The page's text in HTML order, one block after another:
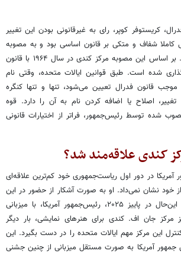
کریستوفر کوپر، رای به غیرقانونی بودن این تغییر
کاملا شفاف و متکی بر قانون اساسی بود و به مصوبه
صریح کنگره اشاره داشت. بر اساس این مصوبه مرکز کندی در سال ۱۹۶۴ با قانون
شده است. طبق قوانین ایالات متحده، وقتی نام
موجب قانون فدرال تعیین می‌شود، تنها و تنها کنگره
تغییر، اصلاح یا اضافه کردن نام به آن را دارد. قوه
شده توسط رئیس‌جمهور، فراتر از اختیارات قانونی
کندی علاقه‌مند شد؟
آمریکا در دور اول ریاست‌جمهوری خود کم‌ترین علاقه‌ای
خود نشان نمی‌داد. او به صورت آشکار از حضور در این
مرکز خودداری می‌کرد. با این‌حال در پاییز ۲۰۲۵، رئیس‌جمهور آمریکا، با میزبانی
مرکز جان اف. کندی برای هنرهای نمایشی، بار دیگر
این مرکز مهم ایالات متحده را در دست بگیرد. این
جمهور آمریکا به صورت مستقل میزبانی از چنین جشنی